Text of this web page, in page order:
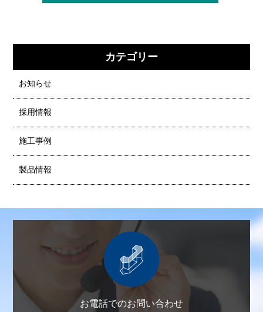
カテゴリー
お知らせ
採用情報
施工事例
製品情報
お電話でのお問い合わせ